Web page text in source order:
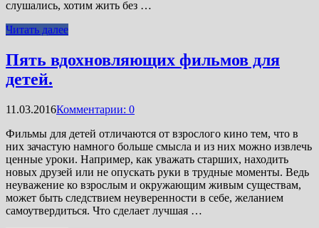
слушались, хотим жить без …
Читать далее
Пять вдохновляющих фильмов для
детей.
11.03.2016Комментарии: 0
Фильмы для детей отличаются от взрослого кино тем, что в
них зачастую намного больше смысла и из них можно извлечь
ценные уроки. Например, как уважать старших, находить
новых друзей или не опускать руки в трудные моменты. Ведь
неуважение ко взрослым и окружающим живым существам,
может быть следствием неуверенности в себе, желанием
самоутвердиться. Что сделает лучшая …